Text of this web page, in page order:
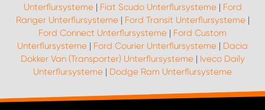
Unterflursysteme| Fiat Scudo Unterflursysteme| Ford
Ranger Unterflursysteme| Ford Transit Unterflursysteme|
Ford Connect Unterflursysteme | Ford Custom
Unterflursysteme | Ford Courier Unterflursysteme | Dacia
Dokker Van (Transporter) Unterflursysteme| Iveco Daily
Unterflursysteme | Dodge Ram Unterflursysteme